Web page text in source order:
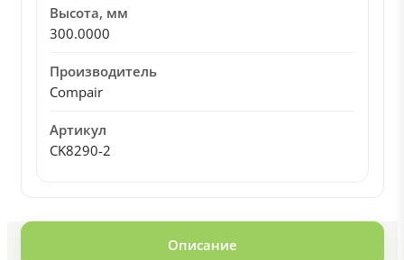
Высота, мм
300.0000
Производитель
Compair
Артикул
CK8290-2
Описание